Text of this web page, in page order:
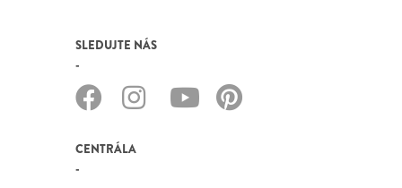
SLEDUJTE NÁS
CENTRÁLA